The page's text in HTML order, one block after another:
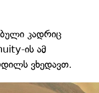
კადრიც
ის ამ
ვხედავთ.